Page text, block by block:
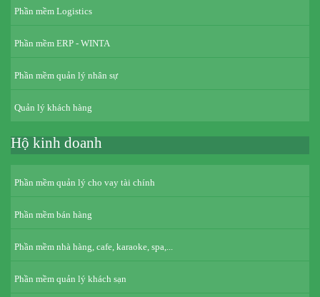
Phần mềm Logistics
Phần mềm ERP - WINTA
Phần mềm quản lý nhân sự
Quản lý khách hàng
Hộ kinh doanh
Phần mềm quản lý cho vay tài chính
Phần mềm bán hàng
Phần mềm nhà hàng, cafe, karaoke, spa,...
Phần mềm quản lý khách sạn